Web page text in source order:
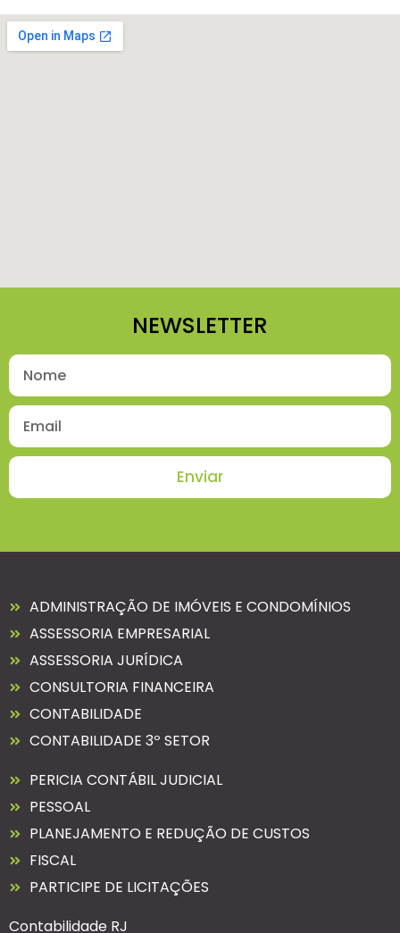
NEWSLETTER
Enviar
ADMINISTRAÇÃO DE IMÓVEIS E CONDOMÍNIOS
ASSESSORIA EMPRESARIAL
ASSESSORIA JURÍDICA
CONSULTORIA FINANCEIRA
CONTABILIDADE
CONTABILIDADE 3º SETOR
PERICIA CONTÁBIL JUDICIAL
PESSOAL
PLANEJAMENTO E REDUÇÃO DE CUSTOS
FISCAL
PARTICIPE DE LICITAÇÕES
Contabilidade RJ